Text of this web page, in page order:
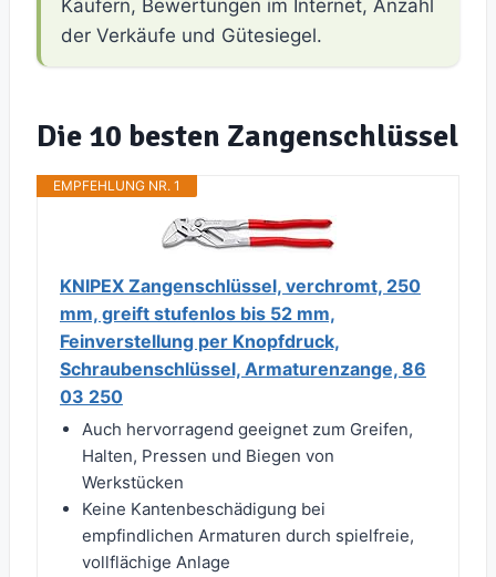
Käufern, Bewertungen im Internet, Anzahl
der Verkäufe und Gütesiegel.
Die 10 besten Zangenschlüssel
EMPFEHLUNG NR. 1
KNIPEX Zangenschlüssel, verchromt, 250
mm, greift stufenlos bis 52 mm,
Feinverstellung per Knopfdruck,
Schraubenschlüssel, Armaturenzange, 86
03 250
Auch hervorragend geeignet zum Greifen,
Halten, Pressen und Biegen von
Werkstücken
Keine Kantenbeschädigung bei
empfindlichen Armaturen durch spielfreie,
vollflächige Anlage